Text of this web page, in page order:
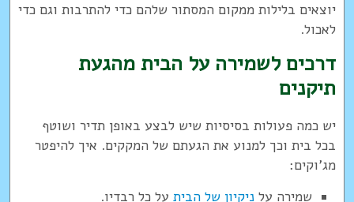
יוצאים בלילות ממקום המסתור שלהם כדי להתרבות וגם כדי
לאכול.
דרכים לשמירה על הבית מהגעת
תיקנים
יש כמה פעולות בסיסיות שיש לבצע באופן תדיר ושוטף
בכל בית וכך למנוע את הגעתם של המקקים. איך להיפטר
מג'וקים:
שמירה על ניקיון של הביתעל כל רבדיו.